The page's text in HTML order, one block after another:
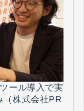
ール導入で実
（株式会社PR